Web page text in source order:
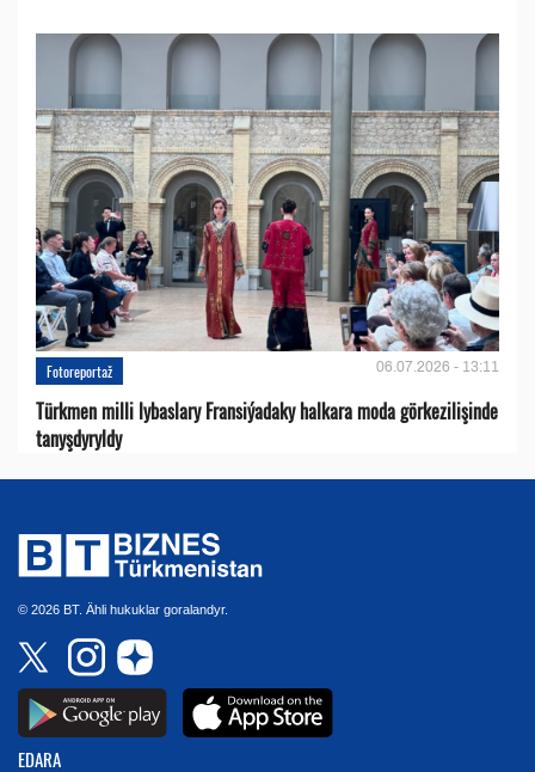
Fotoreportaž 06.07.2026 - 13:11
Türkmen milli lybaslary Fransiýadaky halkara moda görkezilişinde
tanyşdyryldy
© 2026 BT. Ähli hukuklar goralandyr.
EDARA